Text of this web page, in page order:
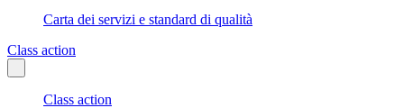
Carta dei servizi e standard di qualità
Class action
Class action